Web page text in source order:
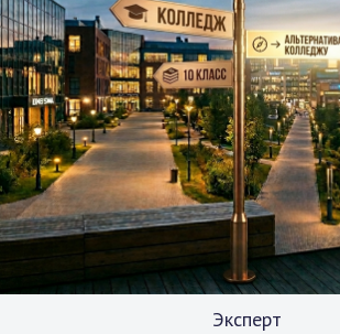
Эксперт